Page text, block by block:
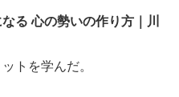
る 心の勢いの作り方｜川
トを学んだ。